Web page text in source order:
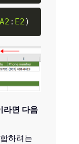
A2 : E2 )
Copy
라면 다음
하려는